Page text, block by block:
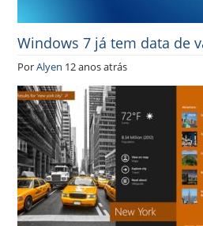
Windows 7 já tem data de
PorAlyen 12 anos atrás